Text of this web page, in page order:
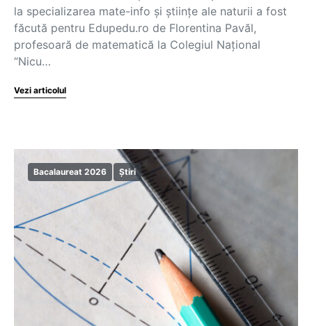
la specializarea mate-info și științe ale naturii a fost
făcută pentru Edupedu.ro de Florentina Pavăl,
profesoară de matematică la Colegiul Național
“Nicu…
Vezi articolul
Bacalaureat 2026 Știri